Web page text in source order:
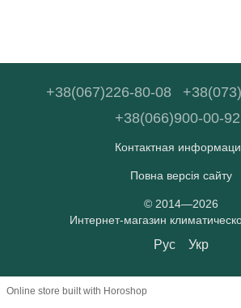
+38(067)226-80-08
+38(066)900-00-92
Контактная
Повна версія сайту
© 2014—2026
Интернет-магазин
Рус Укр
Online store built with Horoshop